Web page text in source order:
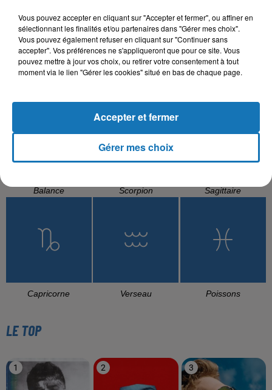
Balance Scorpion Sagittaire
Capricorne Verseau Poissons
LE TOP
1 2 3
Vous pouvez accepter en cliquant sur "Accepter et fermer", ou affiner en
sélectionnant les finalités et/ou partenaires dans "Gérer mes choix".
Vous pouvez également refuser en cliquant sur "Continuer sans
accepter". Vos préférences ne s'appliqueront que pour ce site. Vous
pouvez mettre à jour vos choix, ou retirer votre consentement à tout
moment via le lien "Gérer les cookies" situé en bas de chaque page.
Gérer mes choix
Accepter et fermer